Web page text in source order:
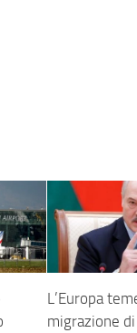
L’Europa
migrazione di